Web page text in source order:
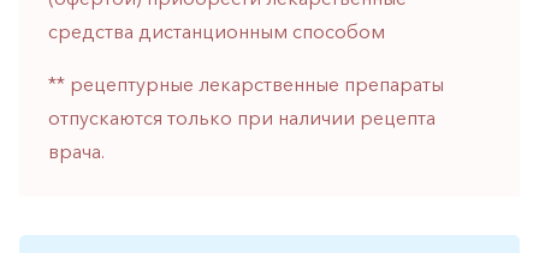
средства дистанционным способом
** рецептурные лекарственные препараты
отпускаются только при наличии рецепта
врача.